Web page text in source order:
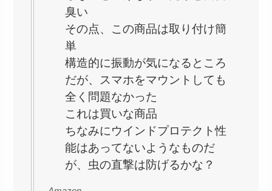
臭い
その点、この商品は取り付け簡
単
構造的に振動が気になるところ
だが、スマホをマウントしても
全く問題なかった
これは買いな商品
ちなみにウインドプロテクト性
能はあってないようなものだ
が、虫の直撃は防げるかな？